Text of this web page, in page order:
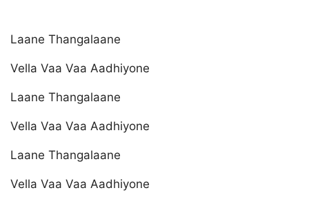
Laane Thangalaane
Vella Vaa Vaa Aadhiyone
Laane Thangalaane
Vella Vaa Vaa Aadhiyone
Laane Thangalaane
Vella Vaa Vaa Aadhiyone